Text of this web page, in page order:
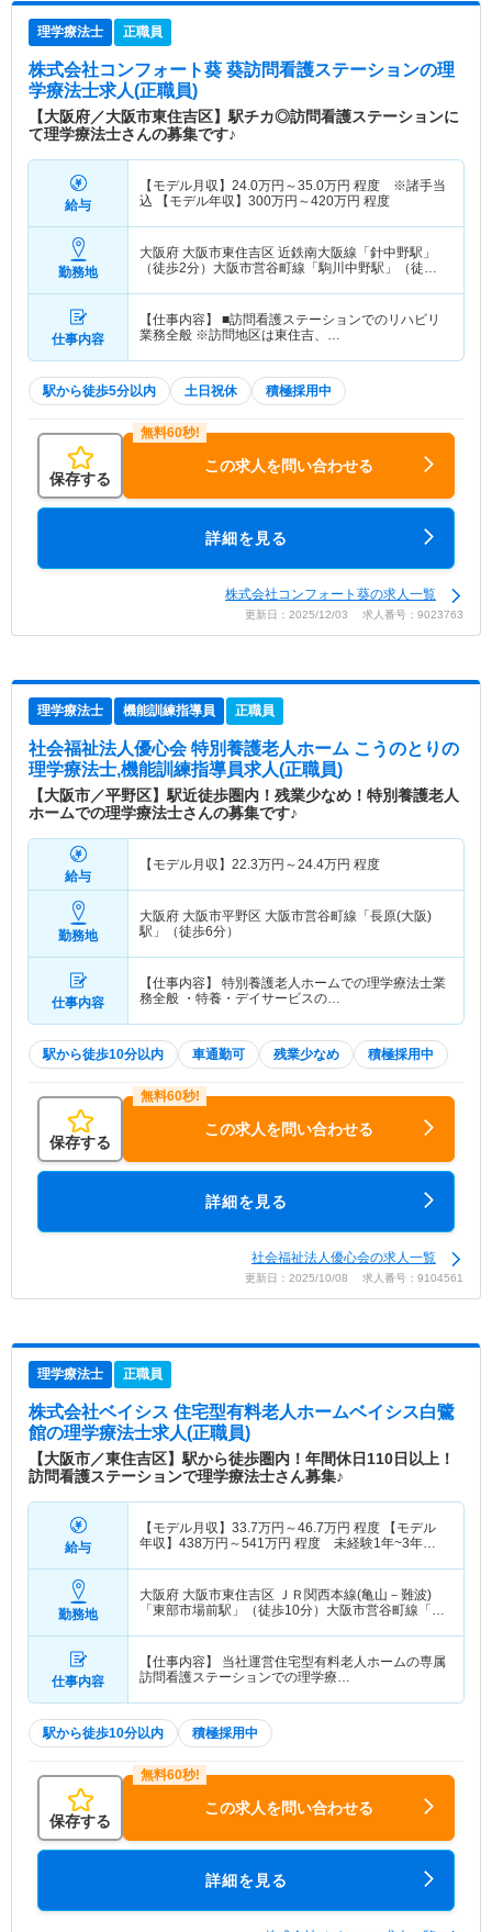
理学療法士 正職員
株式会社コンフォート葵 葵訪問看護ステーションの理
学療法士求人(正職員)
【大阪府／大阪市東住吉区】駅チカ◎訪問看護ステーションに
て理学療法士さんの募集です♪
給与
【モデル月収】 24.0万円～35.0万円 程度 ※諸手当
込 【モデル年収】 300万円～420万円 程度
勤務地
大阪府 大阪市東住吉区 近鉄南大阪線「針中野駅」
（徒歩2分）大阪市営谷町線「駒川中野駅」（徒歩2
仕事内容
【仕事内容】 ■訪問看護ステーションでのリハビリ
業務全般 ※訪問地区は東住吉、…
駅から徒歩5分以内 土日祝休 積極採用中
保存する
この求人を問い合わせる
詳細を見る
株式会社コンフォート葵の求人一覧
更新日：2025/12/03 求人番号：9023763
理学療法士 機能訓練指導員 正職員
社会福祉法人優心会 特別養護老人ホーム こうのとりの
理学療法士,機能訓練指導員求人(正職員)
【大阪市／平野区】駅近徒歩圏内！残業少なめ！特別養護老人
ホームでの理学療法士さんの募集です♪
給与
【モデル月収】 22.3万円～24.4万円 程度
勤務地
大阪府 大阪市平野区 大阪市営谷町線「長原(大阪)
駅」（徒歩6分）
仕事内容
【仕事内容】 特別養護老人ホームでの理学療法士業
務全般 ・特養・デイサービスの…
駅から徒歩10分以内 車通勤可 残業少なめ 積極採用中
保存する
この求人を問い合わせる
詳細を見る
社会福祉法人優心会の求人一覧
更新日：2025/10/08 求人番号：9104561
理学療法士 正職員
株式会社ベイシス 住宅型有料老人ホームベイシス白鷺
館の理学療法士求人(正職員)
【大阪市／東住吉区】駅から徒歩圏内！年間休日110日以上！
訪問看護ステーションで理学療法士さん募集♪
給与
【モデル月収】 33.7万円～46.7万円 程度 【モデル
年収】 438万円～541万円 程度 未経験1年~3年目
勤務地
大阪府 大阪市東住吉区 ＪＲ関西本線(亀山－難波)
「東部市場前駅」（徒歩10分）大阪市営谷町線「平
仕事内容
【仕事内容】 当社運営住宅型有料老人ホームの専属
訪問看護ステーションでの理学療…
駅から徒歩10分以内 積極採用中
保存する
この求人を問い合わせる
詳細を見る